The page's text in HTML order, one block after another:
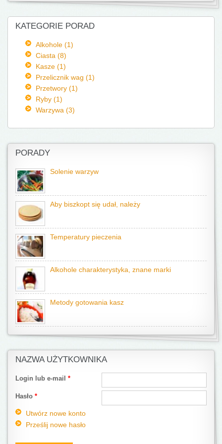
KATEGORIE PORAD
Alkohole (1)
Ciasta (8)
Kasze (1)
Przelicznik wag (1)
Przetwory (1)
Ryby (1)
Warzywa (3)
PORADY
Solenie warzyw
Aby biszkopt się udał, należy
Temperatury pieczenia
Alkohole charakterystyka, znane marki
Metody gotowania kasz
NAZWA UŻYTKOWNIKA
Login lub e-mail *
Hasło *
Utwórz nowe konto
Prześlij nowe hasło